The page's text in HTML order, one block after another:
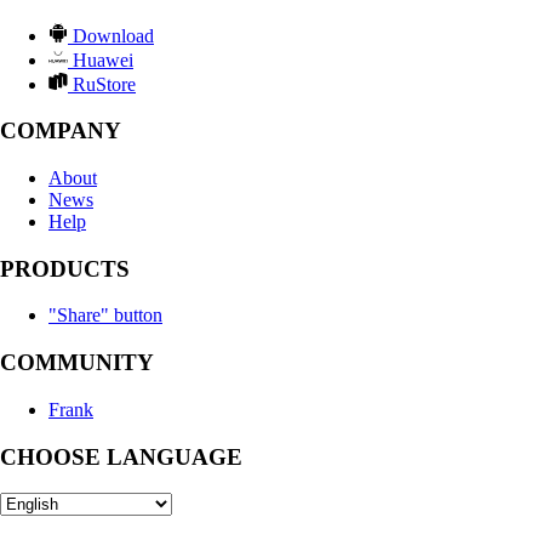
Download
Huawei
RuStore
COMPANY
About
News
Help
PRODUCTS
"Share" button
COMMUNITY
Frank
CHOOSE LANGUAGE